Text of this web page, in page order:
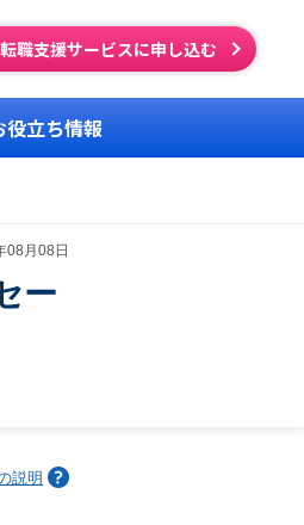
転職支援サービスに申し込む
役立ち情報
月08日
ー
説明